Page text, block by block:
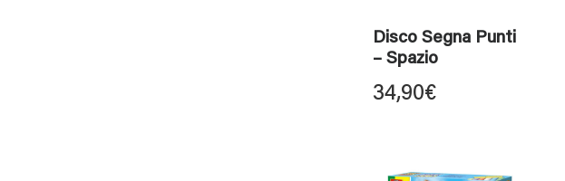
Disco Segna Punti
– Spazio
34,90€